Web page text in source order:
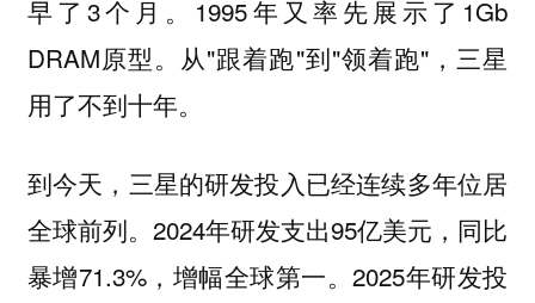
早了3个月。1995年又率先展示了1Gb
DRAM原型。从"跟着跑"到"领着跑"，三星
用了不到十年。
到今天，三星的研发投入已经连续多年位居
全球前列。2024年研发支出95亿美元，同比
暴增71.3%，增幅全球第一。2025年研发投